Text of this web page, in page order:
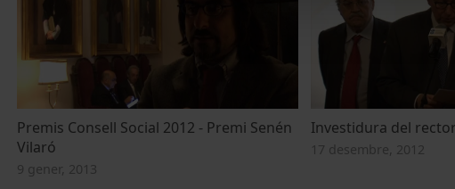
Premis Consell Social 2012 - Premi Senén
Vilaró
9 gener, 2013
Investidura del
17 desembre, 2012